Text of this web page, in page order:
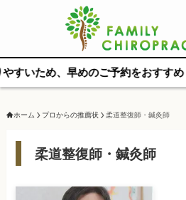
ため、早めのご予約をおすすめします
ホーム プロからの推薦状 柔道整復師・鍼灸師
柔道整復師・鍼灸師